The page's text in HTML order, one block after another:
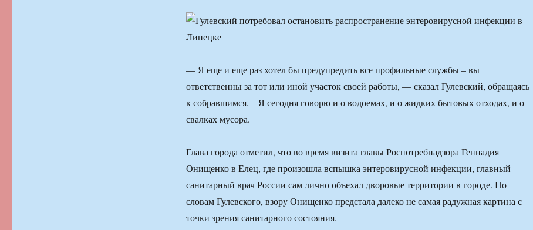
— Я еще и еще раз хотел бы предупредить все профильные службы – вы
ответственны за тот или иной участок своей работы, — сказал Гулевский, обращаясь
к собравшимся. – Я сегодня говорю и о водоемах, и о жидких бытовых отходах, и о
свалках мусора.
Глава города отметил, что во время визита главы Роспотребнадзора Геннадия
Онищенко в Елец, где произошла вспышка энтеровирусной инфекции, главный
санитарный врач России сам лично объехал дворовые территории в городе. По
словам Гулевского, взору Онищенко предстала далеко не самая радужная картина с
точки зрения санитарного состояния.